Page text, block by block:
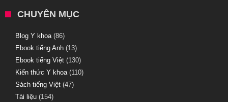
CHUYÊN MỤC
Blog Y khoa(86)
Ebook tiếng Anh (13)
Ebook tiếng Việt (130)
Kiến thức Y khoa(110)
Sách tiếng Việt (47)
Tài liệu (154)